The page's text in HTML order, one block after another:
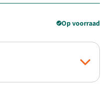
Op voorraad